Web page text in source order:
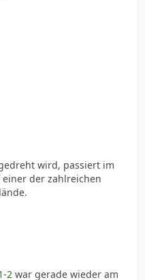
wird, passiert im
der zahlreichen
2 war gerade wieder am